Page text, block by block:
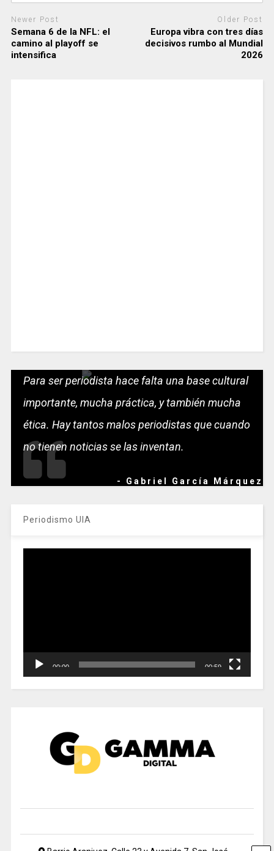
Newer Post
Semana 6 de la NFL: el
camino al playoff se
intensifica
Older Post
Europa vibra con tres días
decisivos rumbo al Mundial
2026
Para ser periodista hace falta una base cultural
importante, mucha práctica, y también mucha
ética. Hay tantos malos periodistas que cuando
no tienen noticias se las inventan.
- Gabriel García Márquez
Periodismo UIA
00:00 00:59